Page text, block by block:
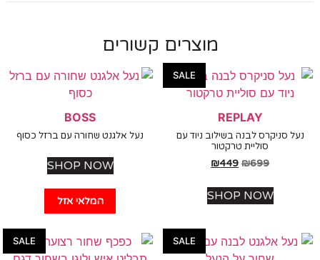
מוצרים קשורים
SALE
REPLAY
סניקרס לבנה בשילוב ניוד עם
סוליית טרקטור
₪
₪449
SHOP NOW המלאי אזל
BOSS
נעל אלגנט שחורה עם ברזל כסוף
SHOP NOW
SALE
SALE